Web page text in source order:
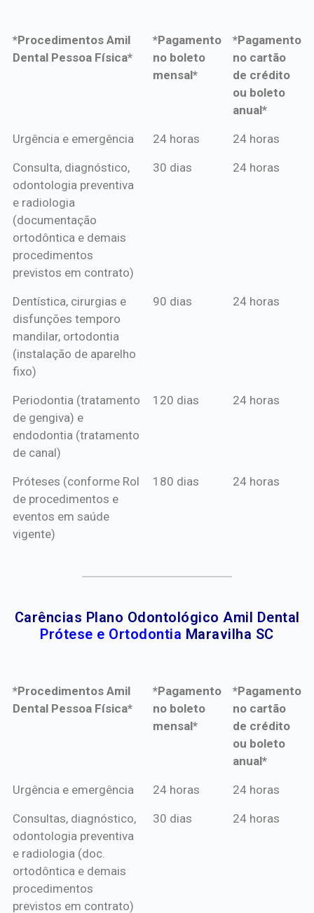
*Procedimentos Amil
Dental Pessoa Física*
*Pagamento
no boleto
mensal*
*Pagamento
no cartão
de crédito
ou boleto
anual*
*Procedimentos Amil
*Pagamento
mensal*
*Pagamento
de crédito
Urgência e emergência 24 horas 24 horas
Consulta, diagnóstico,
odontologia preventiva
e radiologia
(documentação
ortodôntica e demais
procedimentos
previstos em contrato)
30 dias 24 horas
Dentística, cirurgias e
disfunções temporo
mandilar, ortodontia
(instalação de aparelho
fixo)
90 dias 24 horas
Periodontia (tratamento
de gengiva) e
endodontia (tratamento
de canal)
120 dias 24 horas
Próteses (conforme Rol
de procedimentos e
eventos em saúde
vigente)
180 dias 24 horas
Carências Plano Odontológico Amil Dental
Prótese e Ortodontia Maravilha SC
*Procedimentos Amil
Dental Pessoa Física*
*Pagamento
no boleto
mensal*
*Pagamento
no cartão
de crédito
ou boleto
anual*
*Procedimentos Amil
*Pagamento
mensal*
*Pagamento
de crédito
Urgência e emergência 24 horas 24 horas
Consultas, diagnóstico,
odontologia preventiva
e radiologia (doc.
ortodôntica e demais
procedimentos
previstos em contrato)
30 dias 24 horas